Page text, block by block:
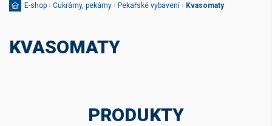
E-shop › Cukrárny, pekárny › Pekařské vybavení › Kvasomaty
KVASOMATY
PRODUKTY